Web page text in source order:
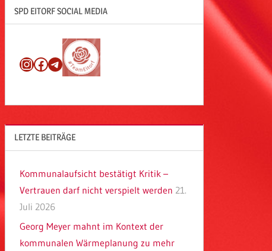
SPD EITORF SOCIAL MEDIA
Instagram
Facebook
Telegram
LETZTE BEITRÄGE
Kommunalaufsicht bestätigt Kritik –
Vertrauen darf nicht verspielt werden 21.
Juli 2026
Georg Meyer mahnt im Kontext der
kommunalen Wärmeplanung zu mehr